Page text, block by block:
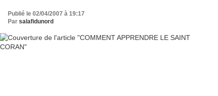
Publié le 02/04/2007 à 19:17
Par salafidunord